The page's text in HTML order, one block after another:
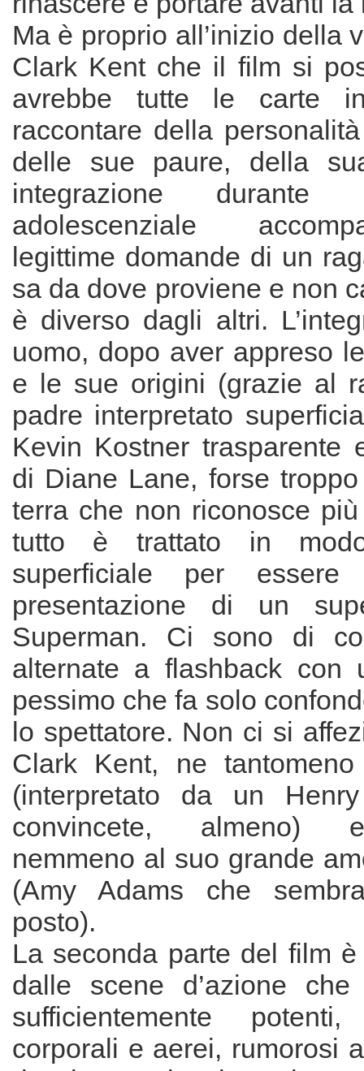
Ma è proprio all’inizio della
Clark Kent che il film si
avrebbe tutte le carte
raccontare della personalità
delle sue paure, della
integrazione durante
adolescenziale
legittime domande di un
sa da dove proviene e non
è diverso dagli altri.
uomo, dopo aver appreso
e le sue origini (grazie al
padre interpretato
Kevin Kostner trasparente
di Diane Lane, forse
terra che non riconosce
tutto è trattato in
superficiale per
presentazione di un
Superman. Ci sono di
alternate a flashback con
pessimo che fa solo
lo spettatore. Non ci si
Clark Kent, ne
(interpretato da un
convincete, almeno)
nemmeno al suo grande
(Amy Adams che
posto).
La seconda parte del film è
dalle scene d’azione
sufficientemente
corporali e aerei, rumorosi